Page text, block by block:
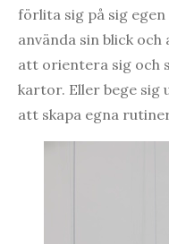
förlita sig på sig
använda sin blick
att orientera sig och
kartor. Eller bege
att skapa egna